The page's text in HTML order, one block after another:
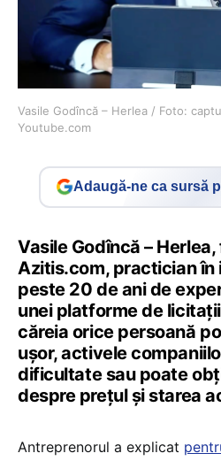
Vasile Godîncă – Herlea / Foto:
Youtube.com
Adaugă-ne ca sursă
Vasile Godîncă –
Azitis.com, practician în
peste 20 de ani de
unei platforme de
căreia orice persoană
ușor, activele
dificultate sau poate
despre prețul și starea
Antreprenorul a explicat